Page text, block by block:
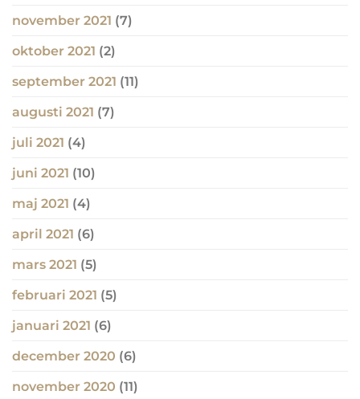
november 2021 (7)
oktober 2021 (2)
september 2021 (11)
augusti 2021 (7)
juli 2021 (4)
juni 2021 (10)
maj 2021 (4)
april 2021 (6)
mars 2021 (5)
februari 2021 (5)
januari 2021 (6)
december 2020 (6)
november 2020 (11)